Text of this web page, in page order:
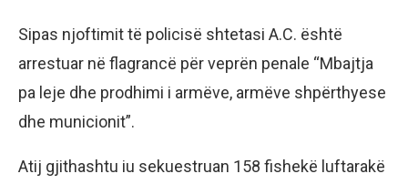
Sipas njoftimit të policisë shtetasi A.C. është
arrestuar në flagrancë për veprën penale “Mbajtja
pa leje dhe prodhimi i armëve, armëve shpërthyese
dhe municionit”.
Atij gjithashtu iu sekuestruan 158 fishekë luftarakë